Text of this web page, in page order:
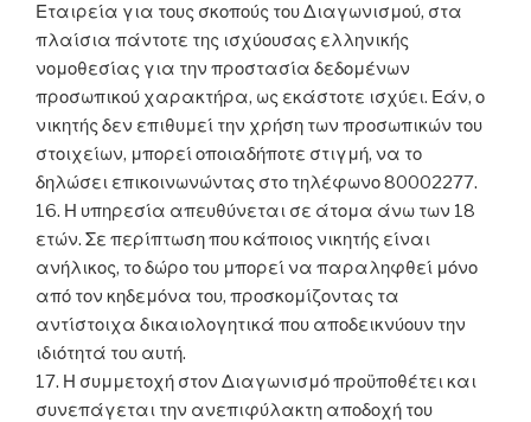
Εταιρεία για τους σκοπούς του Διαγωνισμού, στα
πλαίσια πάντοτε της ισχύουσας ελληνικής
νομοθεσίας για την προστασία δεδομένων
προσωπικού χαρακτήρα, ως εκάστοτε ισχύει. Εάν, ο
νικητής δεν επιθυμεί την χρήση των προσωπικών του
στοιχείων, μπορεί οποιαδήποτε στιγμή, να το
δηλώσει επικοινωνώντας στο τηλέφωνο 80002277.
16. Η υπηρεσία απευθύνεται σε άτομα άνω των 18
ετών. Σε περίπτωση που κάποιος νικητής είναι
ανήλικος, το δώρο του μπορεί να παραληφθεί μόνο
από τον κηδεμόνα του, προσκομίζοντας τα
αντίστοιχα δικαιολογητικά που αποδεικνύουν την
ιδιότητά του αυτή.
17. Η συμμετοχή στον Διαγωνισμό προϋποθέτει και
συνεπάγεται την ανεπιφύλακτη αποδοχή του